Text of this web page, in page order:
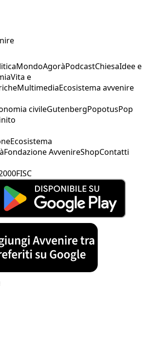
MondoAgoràPodcastChiesaIdee e
Vita e
MultimediaEcosistema avvenire
civileGutenbergPopotusPop
Ecosistema
Fondazione AvvenireShopContatti
FISC